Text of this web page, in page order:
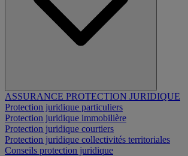
ASSURANCE PROTECTION JURIDIQUE
Protection juridique particuliers
Protection juridique immobilière
Protection juridique courtiers
Protection juridique collectivités territoriales
Conseils protection juridique